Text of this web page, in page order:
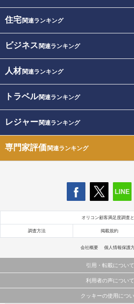
住宅関連ランキング
ビジネス 関連ランキング
人材関連ランキング
トラベル関連ランキング
レジャー関連ランキング
専門家評価関連ランキング
オリコン顧客満足度調査
調査方法 掲載規約
会社概要 個人情報保護
引用・転載について
当サイトで公開されている情報（文字、写真、イラスト
これらの情報を権利者の許可なく無断転載・複製などの
利用者の声について
当サイトに掲載している内容はすべてサービスの利用者
クッキーの使用につ